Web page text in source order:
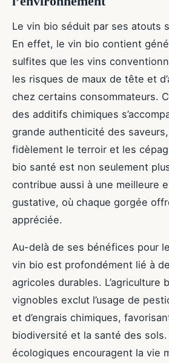
Le vin bio séduit par ses atouts
En effet, le vin bio contient
sulfites que les vins
les risques de maux de tête et
chez certains consommateurs.
des additifs chimiques
grande authenticité des
fidèlement le terroir et les
bio santé est non seulement
contribue aussi à une meilleure
gustative, où chaque gorgée
appréciée.
Au-delà de ses bénéfices pour
vin bio est profondément lié à
agricoles durables. L’agriculture
vignobles exclut l’usage de
et d’engrais chimiques,
biodiversité et la santé des
écologiques encouragent la vie